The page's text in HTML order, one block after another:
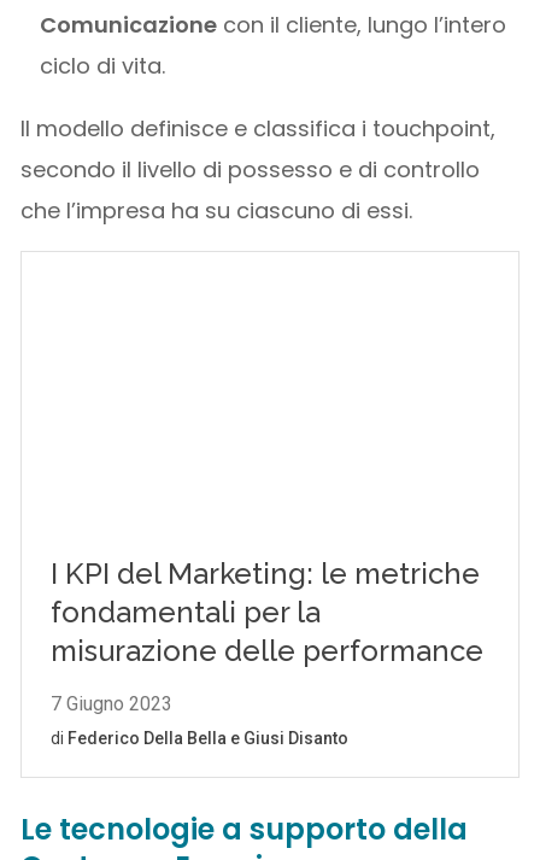
Comunicazione con il cliente, lungo l’intero
ciclo di vita.
Il modello definisce e classifica i touchpoint,
secondo il livello di possesso e di controllo
che l’impresa ha su ciascuno di essi.
Le tecnologie a supporto della